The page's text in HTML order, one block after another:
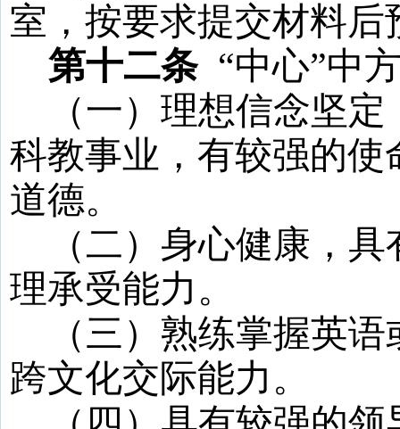
室，按要求提交材料
第十二条 “中心”中
（一）理想信念坚
科教事业，有较强的使
道德。
（二）身心健康，
理承受能力。
（三）熟练掌握英
跨文化交际能力。